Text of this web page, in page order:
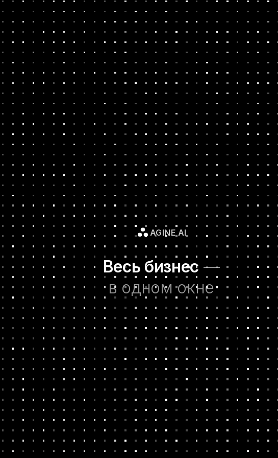
AGINE AI
Весь бизнес —
в одном окне